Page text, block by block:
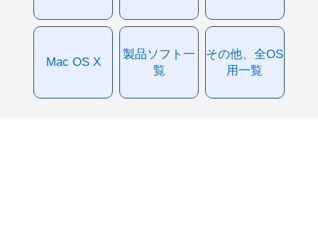
Mac OS X
製品ソフト一
覧
その他、全OS
用一覧